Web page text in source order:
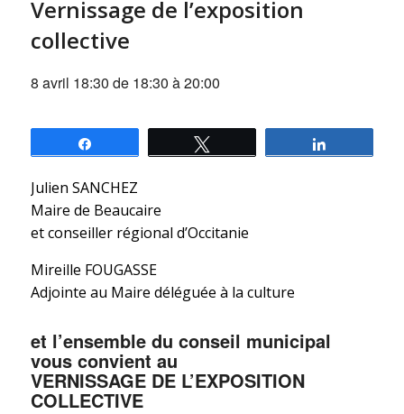
Vernissage de l’exposition
collective
8 avril 18:30 de 18:30 à20:00
Julien SANCHEZ
Maire de Beaucaire
et conseiller régional d’Occitanie
Mireille FOUGASSE
Adjointe au Maire déléguée à la culture
et l’ensemble du conseil municipal
vous convient au
VERNISSAGE DE L’EXPOSITION
COLLECTIVE